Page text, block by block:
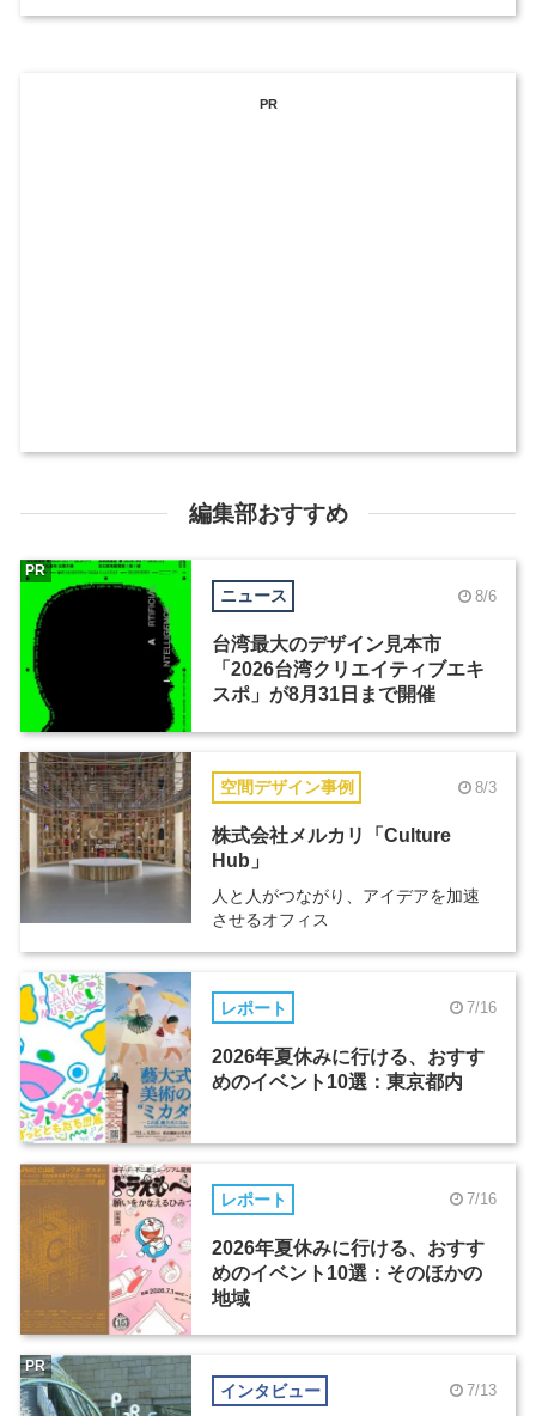
PR
編集部おすすめ
ニュース 8/6
台湾最大のデザイン見本市
「2026台湾クリエイティブエキ
スポ」が8月31日まで開催
PR
空間デザイン事例 8/3
株式会社メルカリ「Culture
Hub」
人と人がつながり、アイデアを加速
させるオフィス
レポート 7/16
2026年夏休みに行ける、おすす
めのイベント10選：東京都内
レポート 7/16
2026年夏休みに行ける、おすす
めのイベント10選：そのほかの
地域
インタビュー 7/13
PR